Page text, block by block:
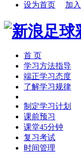
设为首页 加
首 页
学习方法指导
端正学习态度
了解学习规律
制定学习计划
课前预习
课堂45分钟
复习考试
时间管理